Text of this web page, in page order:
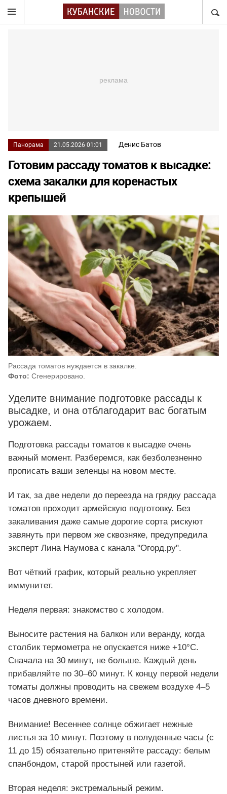
Панорама 21.05.2026 01:01 Денис Батов
Готовим рассаду томатов к высадке:
схема закалки для коренастых
крепышей
Рассада томатов нуждается в закалке.
Фото: Сгенерировано.
Уделите внимание подготовке рассады к
высадке, и она отблагодарит вас богатым
урожаем.
Подготовка рассады томатов к высадке очень
важный момент. Разберемся, как безболезненно
прописать ваши зеленцы на новом месте.
И так, за две недели до переезда на грядку рассада
томатов проходит армейскую подготовку. Без
закаливания даже самые дорогие сорта рискуют
завянуть при первом же сквозняке, предупредила
эксперт Лина Наумова с канала "Огорд.ру".
Вот чёткий график, который реально укрепляет
иммунитет.
Неделя первая: знакомство с холодом.
Выносите растения на балкон или веранду, когда
столбик термометра не опускается ниже +10°C.
Сначала на 30 минут, не больше. Каждый день
прибавляйте по 30–60 минут. К концу первой недели
томаты должны проводить на свежем воздухе 4–5
часов дневного времени.
Внимание! Весеннее солнце обжигает нежные
листья за 10 минут. Поэтому в полуденные часы (с
11 до 15) обязательно притеняйте рассаду: белым
спанбондом, старой простыней или газетой.
Вторая неделя: экстремальный режим.